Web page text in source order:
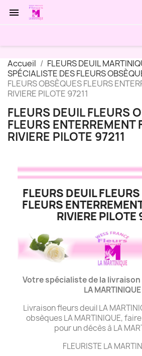

Accueil
FLEURS DEUIL
SPÉCIALISTE DES FLEURS
FLEURS OBSÈQUES FLEURS
RIVIERE PILOTE 97211
FLEURS DEUIL FLEURS
FLEURS ENTERREMENT
RIVIERE PILOTE 97211
FLEURS DEUIL
FLEURS
RIVIERE PILOTE
Votre spécialiste de la
LA MARTINIQUE
Livraison fleurs deuil LA
obsèques LA MARTINIQUE,
pour un décès à LA
FLEURISTE LA